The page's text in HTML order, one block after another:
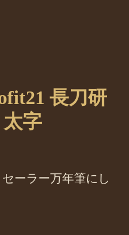
長刀研
字
ーラー万年筆にし